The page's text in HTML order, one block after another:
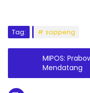
Tag: soppeng
MIPOS:
Mendatang